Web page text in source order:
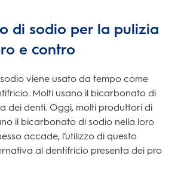
di sodio per la pulizia
e contro
viene usato da tempo come
Molti usano il bicarbonato di
dei denti. Oggi, molti produttori di
il bicarbonato di sodio nella loro
accade, l’utilizzo di questo
al dentifricio presenta dei pro